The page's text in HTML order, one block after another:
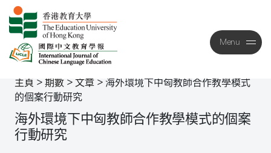
Menu
Close
主頁 >期數 >文章 >海外環境下中匈教師合作教學模式
的個案行動研究
海外環境下中匈教師合作教學模式的個案
行動研究